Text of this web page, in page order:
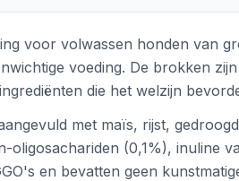
voor volwassen honden van
voeding. De brokken
die het welzijn
met maïs, rijst,
(0,1%), inuline
en bevatten geen